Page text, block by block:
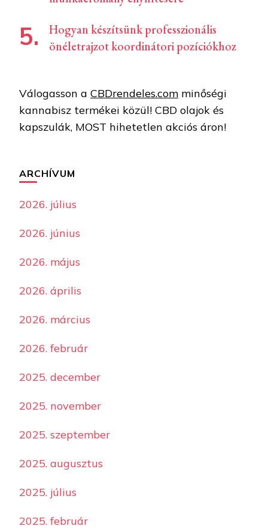
Hogyan készítsünk professzionális
önéletrajzot koordinátori pozíciókhoz
Válogasson a CBDrendeles.com minőségi
kannabisz termékei közül! CBD olajok és
kapszulák, MOST hihetetlen akciós áron!
ARCHÍVUM
2026. július
2026. június
2026. május
2026. április
2026. március
2026. február
2025. december
2025. november
2025. szeptember
2025. augusztus
2025. július
2025. február